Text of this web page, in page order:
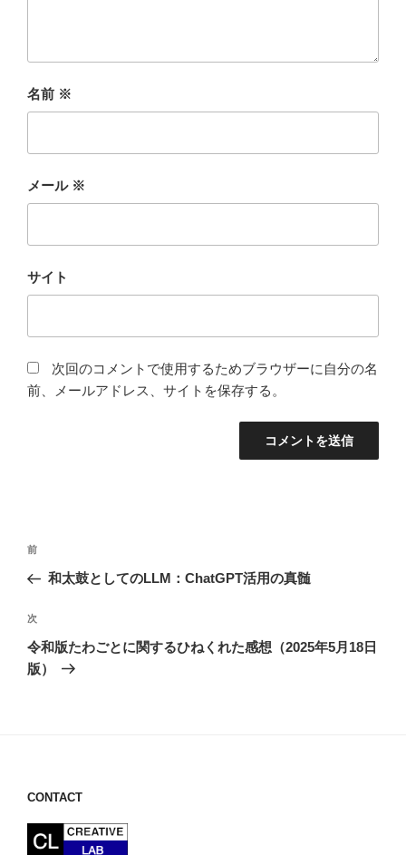
名前 ※
メール ※
サイト
次回のコメントで使用するためブラウザーに自分の名
前、メールアドレス、サイトを保存する。
投
ナ
ビ
ゲ
ー
前
の
稿
前
和太鼓としてのLLM：ChatGPT活用の真髄
次
の
投
次
令和版たわごとに関するひねくれた感想（2025年5月18日
版）
CONTACT